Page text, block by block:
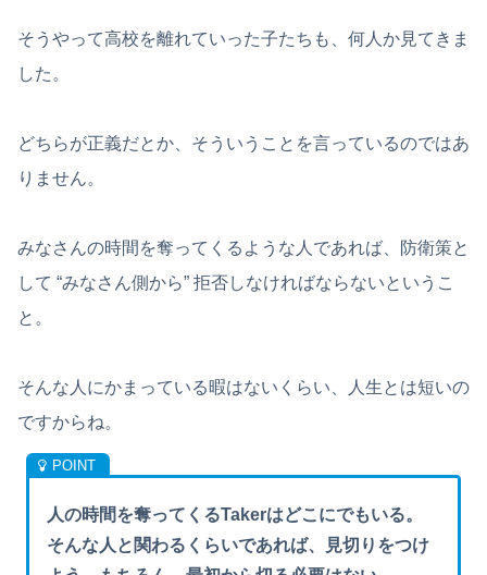
そうやって高校を離れていった子たちも、何人か見てきま
した。
どちらが正義だとか、そういうことを言っているのではあ
りません。
みなさんの時間を奪ってくるような人であれば、防衛策と
して “みなさん側から” 拒否しなければならないというこ
と。
そんな人にかまっている暇はないくらい、人生とは短いの
ですからね。
人の時間を奪ってくるTakerはどこにでもいる。
そんな人と関わるくらいであれば、見切りをつけ